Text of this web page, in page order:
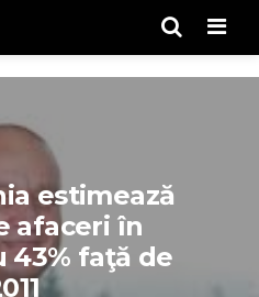
estimează
afaceri în
43% faţă de